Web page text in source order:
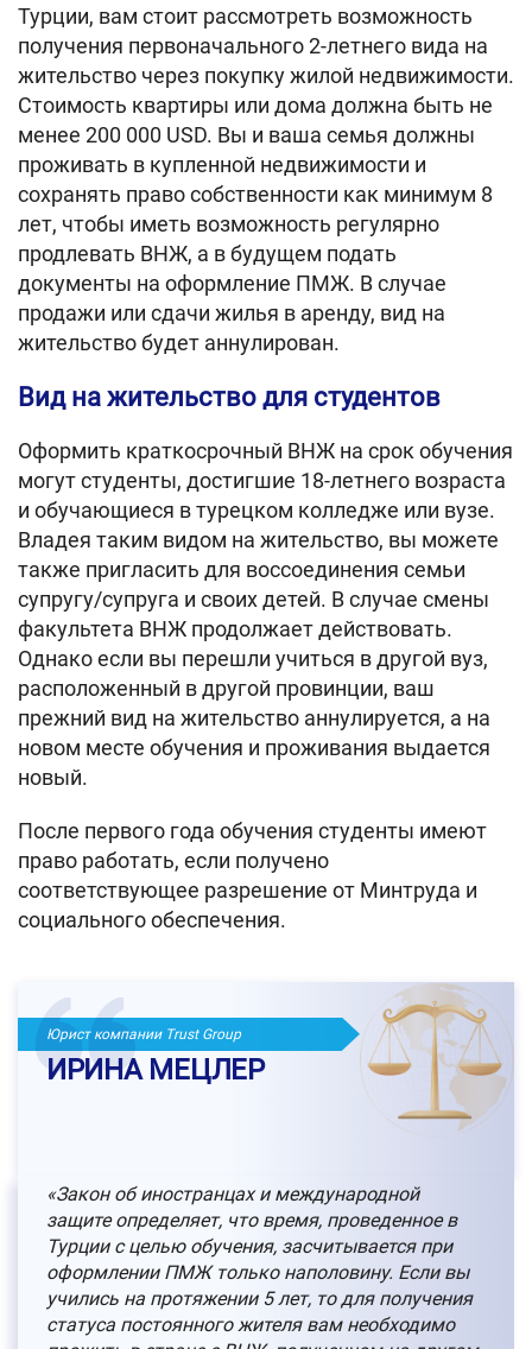
Турции, вам стоит рассмотреть возможность
получения первоначального 2-летнего вида на
жительство через покупку жилой недвижимости.
Стоимость квартиры или дома должна быть не
менее 200 000 USD. Вы и ваша семья должны
проживать в купленной недвижимости и
сохранять право собственности как минимум 8
лет, чтобы иметь возможность регулярно
продлевать ВНЖ, а в будущем подать
документы на оформление ПМЖ. В случае
продажи или сдачи жилья в аренду, вид на
жительство будет аннулирован.
Вид на жительство для студентов
Оформить краткосрочный ВНЖ на срок обучения
могут студенты, достигшие 18-летнего возраста
и обучающиеся в турецком колледже или вузе.
Владея таким видом на жительство, вы можете
также пригласить для воссоединения семьи
супругу/супруга и своих детей. В случае смены
факультета ВНЖ продолжает действовать.
Однако если вы перешли учиться в другой вуз,
расположенный в другой провинции, ваш
прежний вид на жительство аннулируется, а на
новом месте обучения и проживания выдается
новый.
После первого года обучения студенты имеют
право работать, если получено
соответствующее разрешение от Минтруда и
социального обеспечения.
Юрист компании Trust Group
ИРИНА МЕЦЛЕР
«Закон об иностранцах и международной
защите определяет, что время, проведенное в
Турции с целью обучения, засчитывается при
оформлении ПМЖ только наполовину. Если вы
учились на протяжении 5 лет, то для получения
статуса постоянного жителя вам необходимо